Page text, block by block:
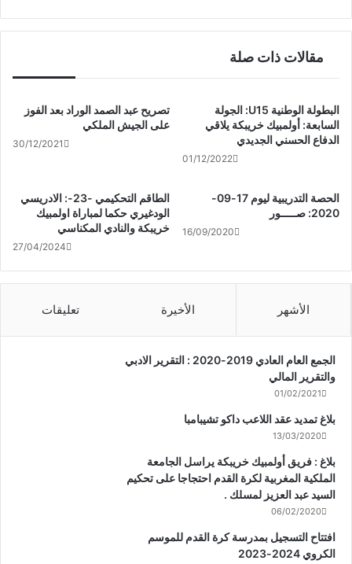
مقالات ذات صلة
تصريح عبد الصمد الوراد بعد الفوز
على الجيش الملكي
30/12/2021
البطولة الوطنية U15: الجولة
السابعة: أولمبيك خريبكة يلاقي
الدفاع الحسني الجديدي
01/12/2022
الطاقم التحكيمي -23-: الادريسي
الودغيري حكما لمباراة اولمبيك
خريبكة والنادي المكناسي
27/04/2024
الحصة التدريبية ليوم 17-09-
2020: صـــــور
16/09/2020
الأشهر الأخيرة تعليقات
الجمع العام العادي 2019-2020 : التقرير الادبي
والتقرير المالي
01/02/2021
بلاغ تمديد عقد اللاعب داكو تشيبامبا
13/03/2020
بلاغ : فريق أولمبيك خريبكة يراسل الجامعة
الملكية المغربية لكرة القدم احتجاجا على تحكيم
السيد عبد العزيز لمسلك .
06/02/2020
افتتاح التسجيل بمدرسة كرة القدم للموسم
الكروي 2024-2023